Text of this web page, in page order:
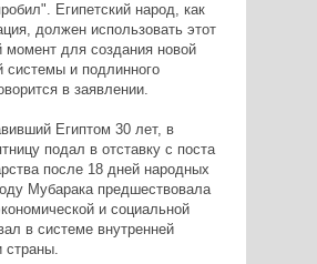
Египетский народ, как
должен использовать этот
момент для создания новой
системы и подлинного
в заявлении.
Египтом 30 лет, в
подал в отставку с поста
после 18 дней народных
Мубарака предшествовала
и социальной
в системе внутренней
страны.